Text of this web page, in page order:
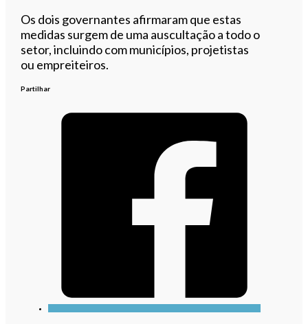
Os dois governantes afirmaram que estas
medidas surgem de uma auscultação a todo o
setor, incluindo com municípios, projetistas
ou empreiteiros.
Partilhar